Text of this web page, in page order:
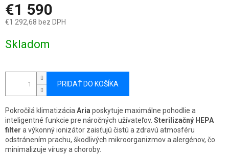
€1 590
€1 292,68 bez DPH
cena:
Skladom
PRIDAŤ DO KOŠÍKA
Pokročilá klimatizáciaAria poskytuje maximálne pohodlie a
inteligentné funkcie pre náročných užívateľov. Sterilizačný HEPA
filter a výkonný ionizátor zaisťujú čistú a zdravú atmosféru
odstránením prachu, škodlivých mikroorganizmov a alergénov, čo
minimalizuje vírusy a choroby.